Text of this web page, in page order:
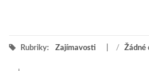
Rubriky: Zajímavosti / Žádné